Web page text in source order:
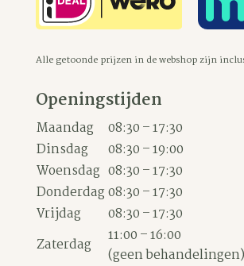
Alle getoonde prijzen in de webshop zijn
Openingstijden
Maandag
08:30 – 17:30
Dinsdag
08:30 – 19:00
Woensdag 08:30 – 17:30
Donderdag08:30 – 17:30
Vrijdag
08:30 – 17:30
Zaterdag
11:00 – 16:00
(geen behandelingen)